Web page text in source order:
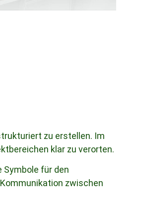
zu erstellen. Im
klar zu verorten.
Symbole für den
zwischen